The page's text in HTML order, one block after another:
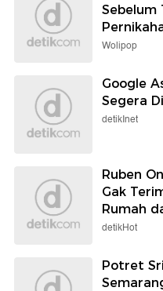
Sebelum
Wolipop
Google
Segera
detikInet
Ruben
Gak
Rumah
detikHot
Potret